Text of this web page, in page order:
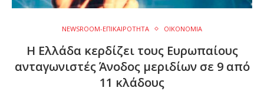
NEWSROOM-ΕΠΙΚΑΙΡΟΤΗΤΑ ΟΙΚΟΝΟΜΙΑ
Η Ελλάδα κερδίζει τους Ευρωπαίους
ανταγωνιστές Άνοδος μεριδίων σε 9 από
11 κλάδους